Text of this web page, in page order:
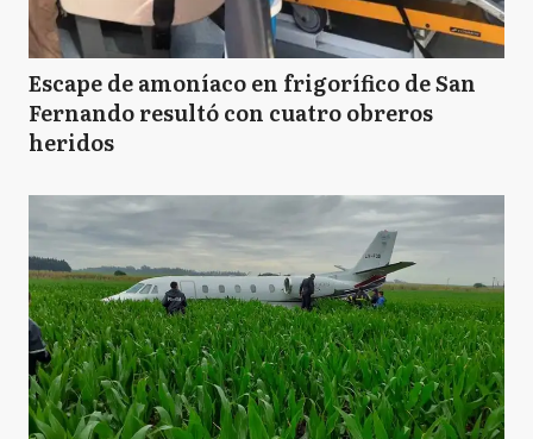
Escape de amoníaco en frigorífico de San
Fernando resultó con cuatro obreros
heridos